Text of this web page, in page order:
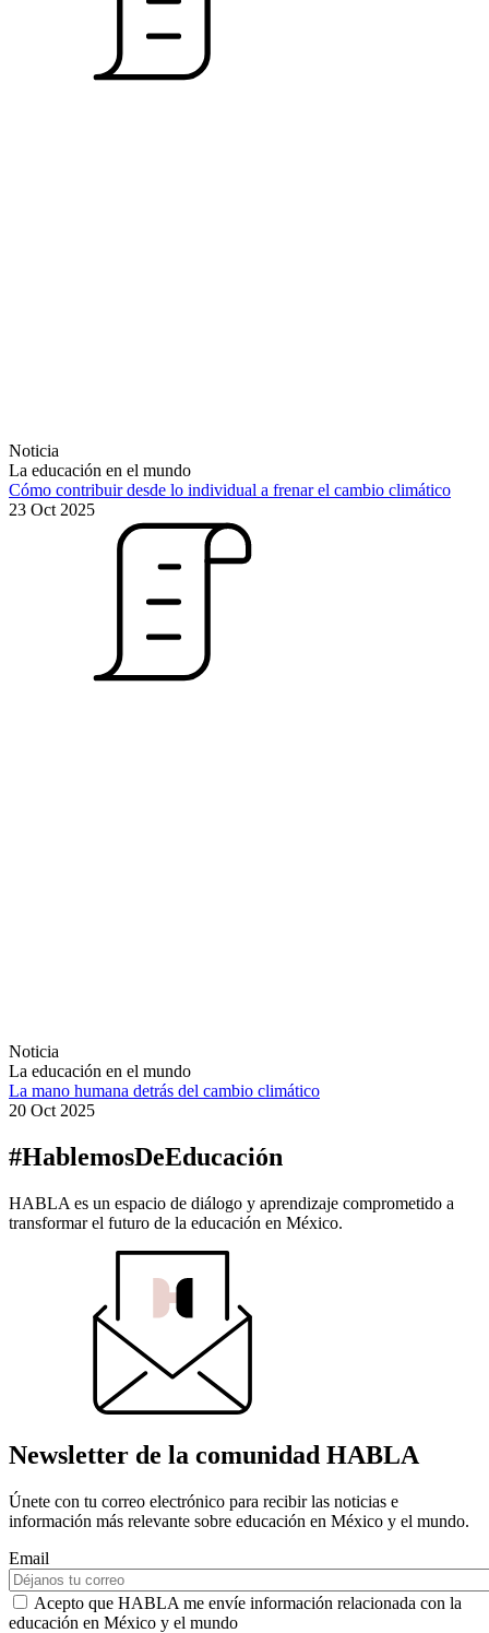
Noticia
La educación en el mundo
Cómo contribuir desde lo individual a frenar el cambio climático
23 Oct 2025
Noticia
La educación en el mundo
La mano humana detrás del cambio climático
20 Oct 2025
#HablemosDeEducación
HABLA es un espacio de diálogo y aprendizaje comprometido a
transformar el futuro de la educación en México.
Newsletter de la comunidad HABLA
Únete con tu correo electrónico para recibir las noticias e
información más relevante sobre educación en México y el mundo.
Email
Acepto que HABLA me envíe información relacionada con la
educación en México y el mundo